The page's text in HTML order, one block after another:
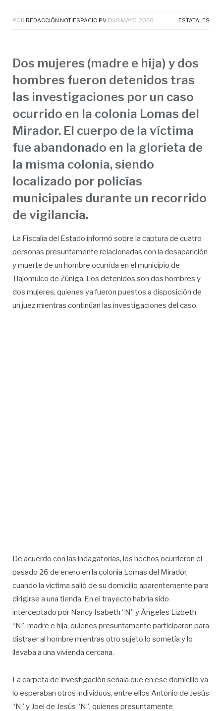
POR REDACCIÓN NOTIESPACIO PV EN 8 MAYO, 2026 ESTATALES
Dos mujeres (madre e hija) y dos
hombres fueron detenidos tras
las investigaciones por un caso
ocurrido en la colonia Lomas del
Mirador. El cuerpo de la víctima
fue abandonado en la glorieta de
la misma colonia, siendo
localizado por policías
municipales durante un recorrido
de vigilancia.
La Fiscalía del Estado informó sobre la captura de cuatro
personas presuntamente relacionadas con la desaparición
y muerte de un hombre ocurrida en el municipio de
Tlajomulco de Zúñiga. Los detenidos son dos hombres y
dos mujeres, quienes ya fueron puestos a disposición de
un juez mientras continúan las investigaciones del caso.
De acuerdo con las indagatorias, los hechos ocurrieron el
pasado 26 de enero en la colonia Lomas del Mirador,
cuando la víctima salió de su domicilio aparentemente para
dirigirse a una tienda. En el trayecto habría sido
interceptado por Nancy Isabeth “N” y Ángeles Lizbeth
“N”, madre e hija, quienes presuntamente participaron para
distraer al hombre mientras otro sujeto lo sometía y lo
llevaba a una vivienda cercana.
La carpeta de investigación señala que en ese domicilio ya
lo esperaban otros individuos, entre ellos Antonio de Jesús
“N” y Joel de Jesús “N”, quienes presuntamente